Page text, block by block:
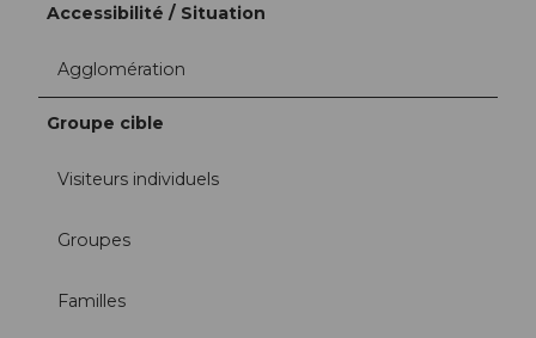
Accessibilité / Situation
Agglomération
Groupe cible
Visiteurs individuels
Groupes
Familles